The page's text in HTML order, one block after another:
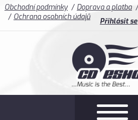
Obchodní podmínky Doprava a platba
Ochrana osobních údajů
Přihlásit se